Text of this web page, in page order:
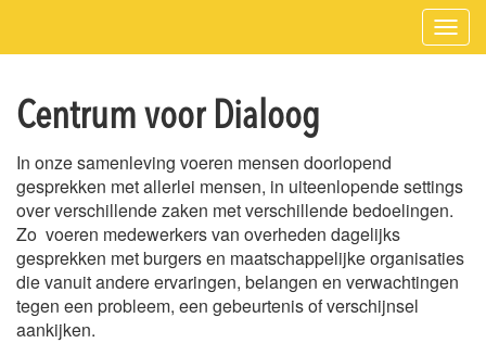
Centrum voor Dialoog
In onze samenleving voeren mensen doorlopend
gesprekken met allerlei mensen, in uiteenlopende settings
over verschillende zaken met verschillende bedoelingen.
Zo voeren medewerkers van overheden dagelijks
gesprekken met burgers en maatschappelijke organisaties
die vanuit andere ervaringen, belangen en verwachtingen
tegen een probleem, een gebeurtenis of verschijnsel
aankijken.